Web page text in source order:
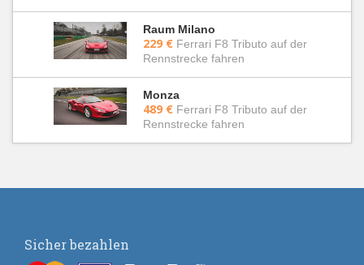
Raum Milano
229 € Ferrari F8 Tributo auf der
Rennstrecke fahren
Monza
489 € Ferrari F8 Tributo auf der
Rennstrecke fahren
Sicher bezahlen